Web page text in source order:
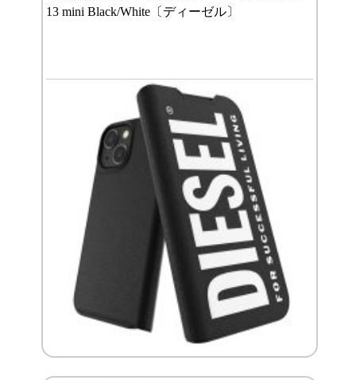
13 mini Black/White〔ディーゼル〕